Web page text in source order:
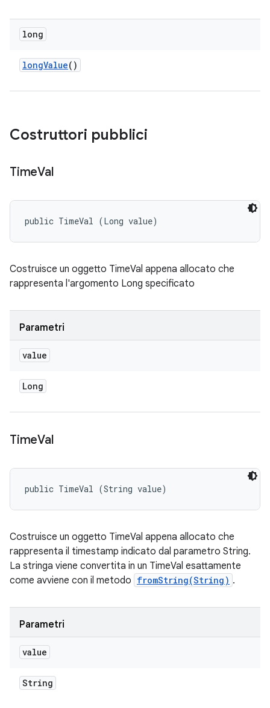
long
longValue()
Costruttori pubblici
TimeVal
public TimeVal (Long value)
Costruisce un oggetto TimeVal appena allocato che
rappresenta l'argomento Long specificato
Parametri
value
Long
TimeVal
public TimeVal (String value)
Costruisce un oggetto TimeVal appena allocato che
rappresenta il timestamp indicato dal parametro String.
La stringa viene convertita in un TimeVal esattamente
come avviene con il metodo fromString(String) .
Parametri
value
String